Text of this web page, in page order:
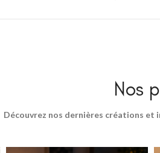
Nos
Découvrez nos dernières créations